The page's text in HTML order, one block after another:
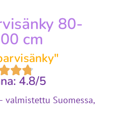
80-
cm
4.8/5
valmistettu Suomessa,